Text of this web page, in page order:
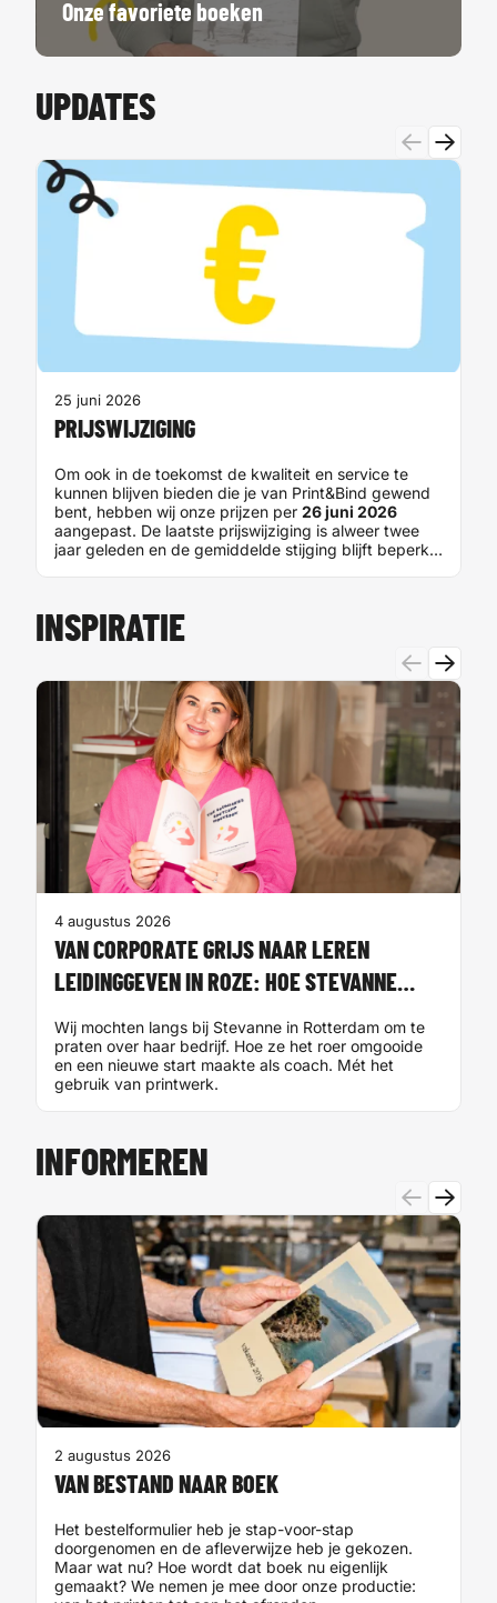
Onze favoriete boeken
UPDATES
25 juni 2026
PRIJSWIJZIGING
Om ook in de toekomst de kwaliteit en service te
kunnen blijven bieden die je van Print&Bind gewend
bent, hebben wij onze prijzen per 26 juni 2026
aangepast. De laatste prijswijziging is alweer twee
jaar geleden en de gemiddelde stijging blijft beperkt
nog altijd tot de voordeligste printaanbieders van
Nederland.
INSPIRATIE
4 augustus 2026
VAN CORPORATE GRIJS NAAR LEREN
LEIDINGGEVEN IN ROZE: HOE STEVANNE
HAAR EIGEN BEDRIJF OPBOUWDE
Wij mochten langs bij Stevanne in Rotterdam om te
praten over haar bedrijf. Hoe ze het roer omgooide
en een nieuwe start maakte als coach. Mét het
gebruik van printwerk.
INFORMEREN
2 augustus 2026
VAN BESTAND NAAR BOEK
Het bestelformulier heb je stap-voor-stap
doorgenomen en de afleverwijze heb je gekozen.
Maar wat nu? Hoe wordt dat boek nu eigenlijk
gemaakt? We nemen je mee door onze productie: